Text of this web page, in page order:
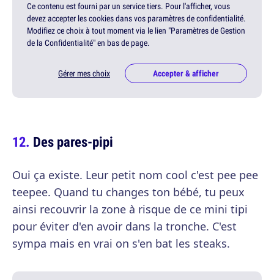
Ce contenu est fourni par un service tiers. Pour l'afficher, vous
devez accepter les cookies dans vos paramètres de confidentialité.
Modifiez ce choix à tout moment via le lien "Paramètres de Gestion
de la Confidentialité" en bas de page.
Gérer mes choix Accepter & afficher
Des pares-pipi
Oui ça existe. Leur petit nom cool c'est pee pee
teepee. Quand tu changes ton bébé, tu peux
ainsi recouvrir la zone à risque de ce mini tipi
pour éviter d'en avoir dans la tronche. C'est
sympa mais en vrai on s'en bat les steaks.